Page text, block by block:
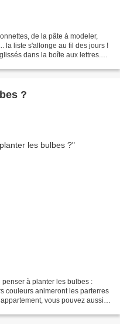
de la pâte à modeler,
la liste s'allonge au fil des jours !
dans la boîte aux lettres.
?
penser à planter les bulbes :
couleurs animeront les parterres
vous pouvez aussi